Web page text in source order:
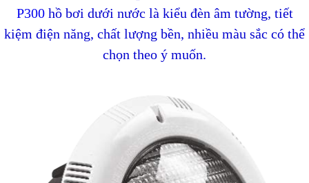
P300 hồ bơi dưới nước là kiểu đèn âm tường, tiết
kiệm điện năng, chất lượng bền, nhiều màu sắc có thể
chọn theo ý muốn.